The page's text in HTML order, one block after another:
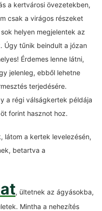
a kertvárosi övezetekben,
csak a virágos részeket
helyen megjelentek az
Úgy tűnik beindult a józan
Érdemes lenne látni,
jelenleg, ebből lehetne
terjedésére.
a régi válságkertek példája
forint hasznot hoz.
látom a kertek levelezésén,
betartva a
, ültetnek az ágyásokba,
Mintha a nehezítés